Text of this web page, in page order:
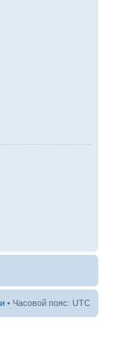
• Часовой пояс: UTC